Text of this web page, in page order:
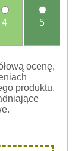
4 5
ocenę,
produktu.